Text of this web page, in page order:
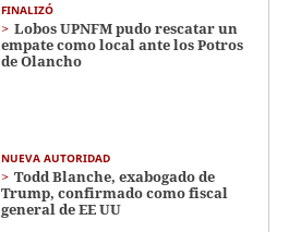
FINALIZÓ
Lobos UPNFM pudo rescatar un
empate como local ante los Potros
de Olancho
NUEVA AUTORIDAD
Todd Blanche, exabogado de
Trump, confirmado como fiscal
general de EE UU